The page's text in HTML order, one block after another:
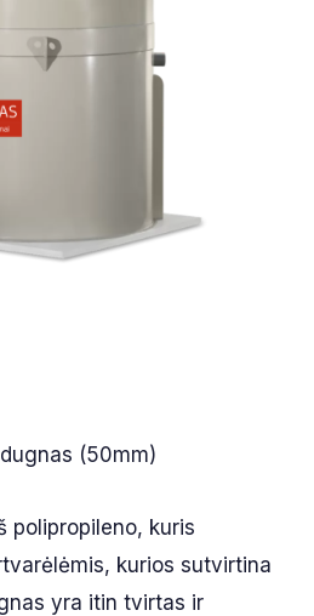
(50mm)
polipropileno, kuris
kurios sutvirtina
yra itin tvirtas ir